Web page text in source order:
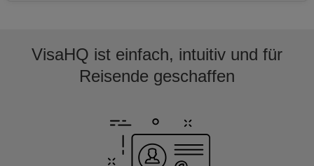
VisaHQ ist einfach, intuitiv und für
Reisende geschaffen